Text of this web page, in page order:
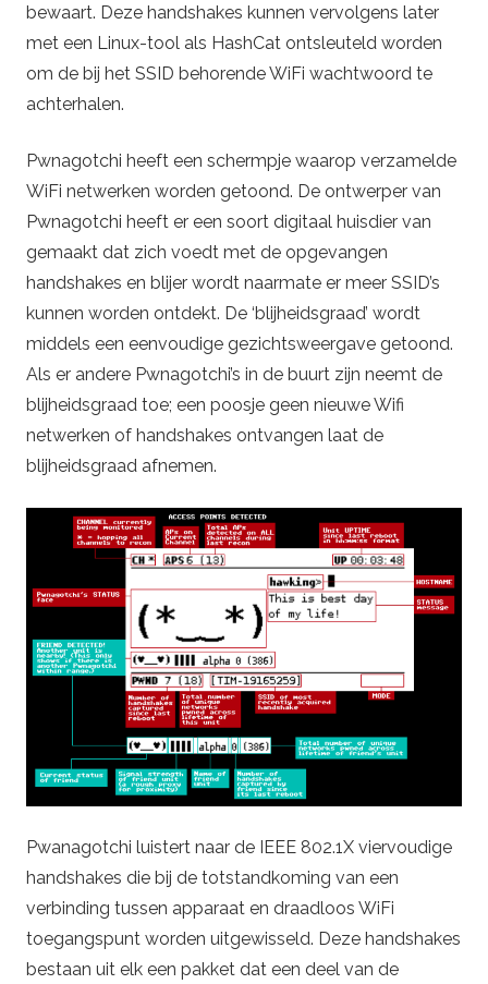
bewaart. Deze handshakes kunnen vervolgens later
met een Linux-tool als HashCat ontsleuteld worden
om de bij het SSID behorende WiFi wachtwoord te
achterhalen.
Pwnagotchi heeft een schermpje waarop verzamelde
WiFi netwerken worden getoond. De ontwerper van
Pwnagotchi heeft er een soort digitaal huisdier van
gemaakt dat zich voedt met de opgevangen
handshakes en blijer wordt naarmate er meer SSID’s
kunnen worden ontdekt. De ‘blijheidsgraad’ wordt
middels een eenvoudige gezichtsweergave getoond.
Als er andere Pwnagotchi’s in de buurt zijn neemt de
blijheidsgraad toe; een poosje geen nieuwe Wifi
netwerken of handshakes ontvangen laat de
blijheidsgraad afnemen.
Pwanagotchi luistert naar de IEEE 802.1X viervoudige
handshakes die bij de totstandkoming van een
verbinding tussen apparaat en draadloos WiFi
toegangspunt worden uitgewisseld. Deze handshakes
bestaan uit elk een pakket dat een deel van de